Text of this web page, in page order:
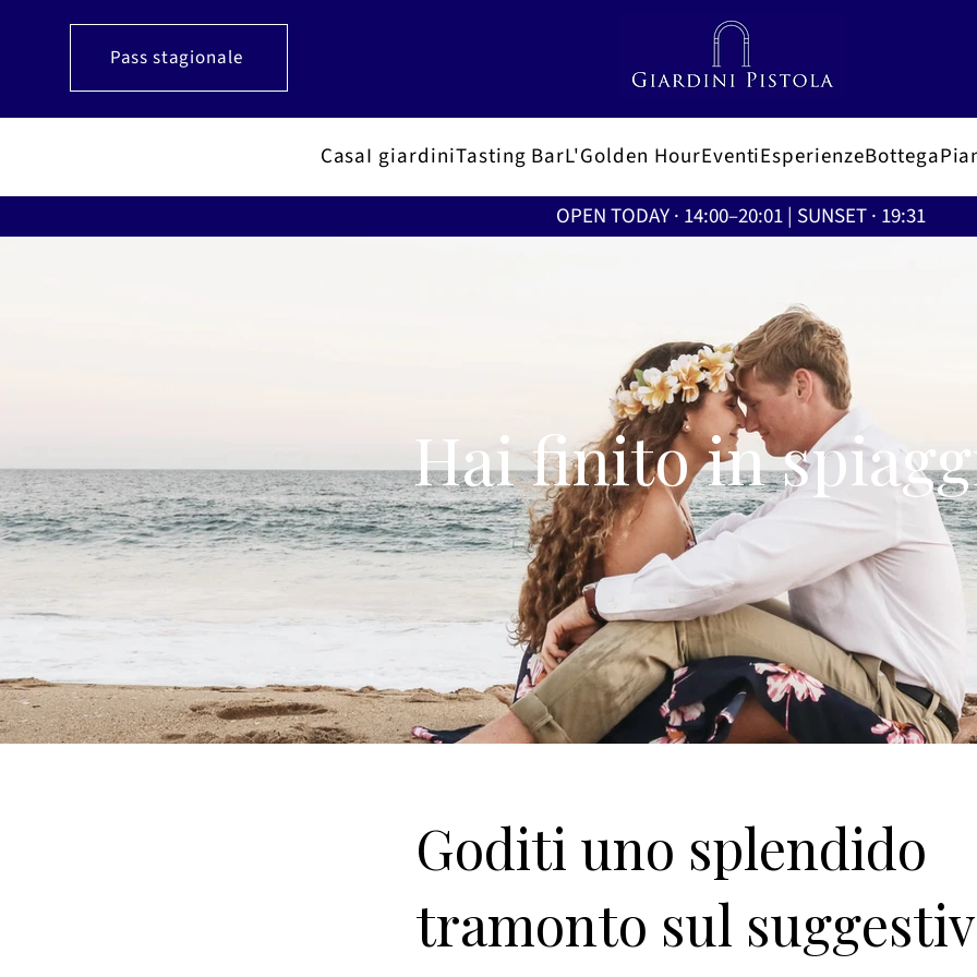
Pass stagionale
CasaI giardiniTasting BarL'Golden HourEventiEsperienzeBottega
OPEN TODAY · 14:00–20:01 | SUNSET · 19:31
Hai finito in
Goditi uno splendido
tramonto sul